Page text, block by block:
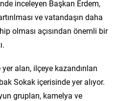
inceleyen Başkan Erdem,
ve vatandaşın daha
olması açısından önemli bir
alan, ilçeye kazandırılan
Sokak içerisinde yer alıyor.
grupları, kamelya ve